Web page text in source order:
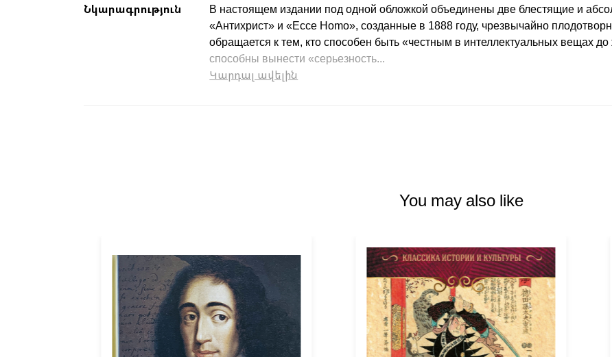
Նկարագրություն
В настоящем издании под одной обложкой объединены две блестящие и
«Антихрист» и «Ecce Homo», созданные в 1888 году, чрезвычайно
обращается к тем, кто способен быть «честным в интеллектуальных вещах до
способны вынести «серьезность...
Կարդալ ավելին
You may also like